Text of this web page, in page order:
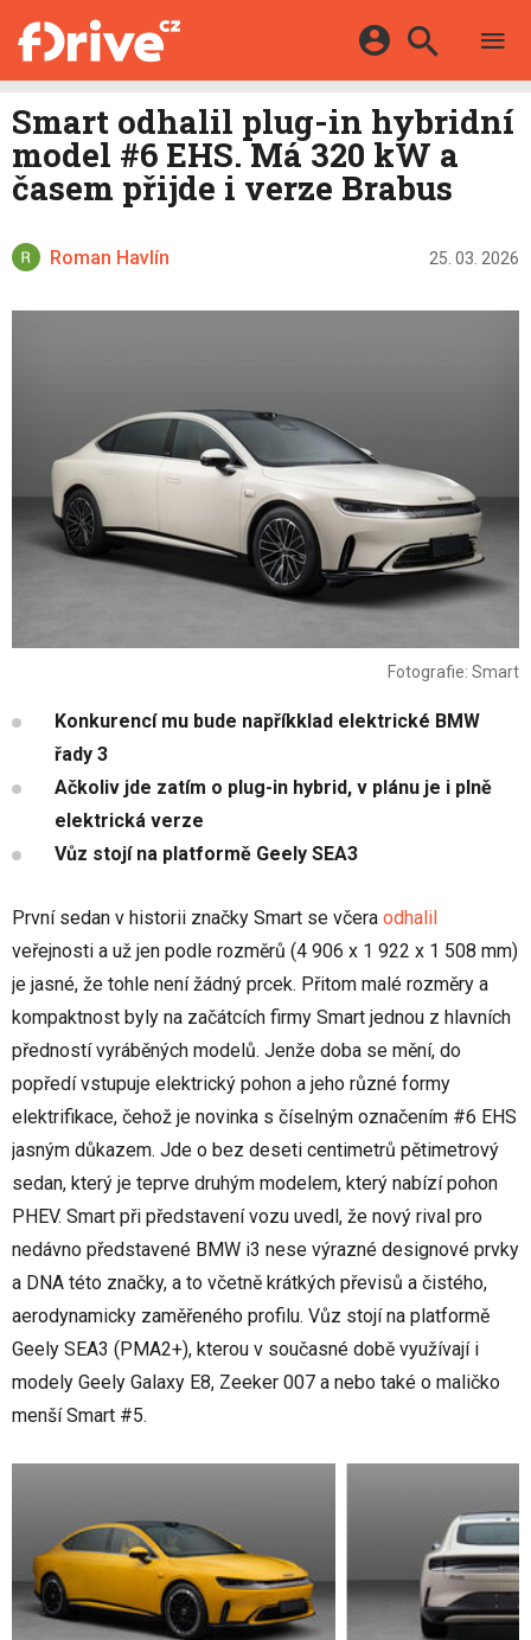
KATALOG
MAPA STANIC
DALŠÍ
HYBRIDY
E-MOTORSPORT
OSTATNÍ
Facebook Google
Smart odhalil plug-in hybridní
model #6 EHS. Má 320 kW a
časem přijde i verze Brabus
Roman Havlín 25. 03. 2026
Fotografie: Smart
Konkurencí mu bude napříkklad elektrické BMW
řady 3
Ačkoliv jde zatím o plug-in hybrid, v plánu je i plně
elektrická verze
Vůz stojí na platformě Geely SEA3
První sedan v historii značky Smart se včera odhalil
veřejnosti a už jen podle rozměrů (4 906 x 1 922 x 1 508 mm)
je jasné, že tohle není žádný prcek. Přitom malé rozměry a
kompaktnost byly na začátcích firmy Smart jednou z hlavních
předností vyráběných modelů. Jenže doba se mění, do
popředí vstupuje elektrický pohon a jeho různé formy
elektrifikace, čehož je novinka s číselným označením #6 EHS
jasným důkazem. Jde o bez deseti centimetrů pětimetrový
sedan, který je teprve druhým modelem, který nabízí pohon
PHEV. Smart při představení vozu uvedl, že nový rival pro
nedávno představené BMW i3 nese výrazné designové prvky
a DNA této značky, a to včetně krátkých převisů a čistého,
aerodynamicky zaměřeného profilu. Vůz stojí na platformě
Geely SEA3 (PMA2+), kterou v současné době využívají i
modely Geely Galaxy E8, Zeeker 007 a nebo také o maličko
menší Smart #5.